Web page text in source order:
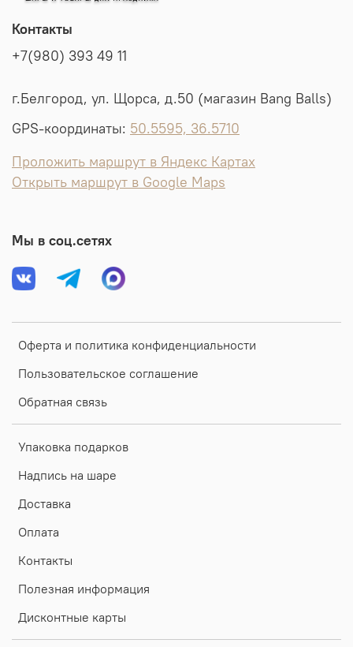
Оферта и политика конфиденциальности
Пользовательское соглашение
Обратная связь
Упаковка подарков
Надпись на шаре
Доставка
Оплата
Контакты
Полезная информация
Дисконтные карты
Контакты
+7(980) 393 49 11
г.Белгород, ул. Щорса, д.50 (магазин Bang Balls)
GPS-координаты: 50.5595, 36.5710
Проложить маршрут в Яндекс Картах
Открыть маршрут в Google Maps
Мы в соц.сетях